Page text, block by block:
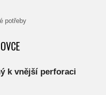
potřeby
k vnější perforaci